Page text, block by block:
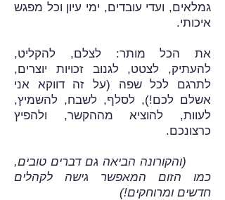
גמלאים, ועדי עובדים, ימי עיון וכל מפגש
איכותי.
את הכל מותר: לצלם, להקליט,
להעתיק, לצטט, לגנוב זכויות יוצרים,
לתרגם לכל שפה (על זה דווקא אני
אשלם לכם!), לסלף, לשבח, להשמיץ,
לעוות, להוציא מההקשר, ולהפיץ
כרצונכם.
(והקורונה הביאה גם דברים טובים,
כמו הזום המאפשר גישה לקהלים
חדשים ומרוחקים!)